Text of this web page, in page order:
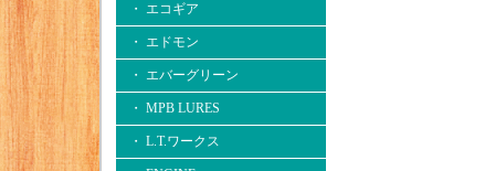
・ エコギア
・ エドモン
・ エバーグリーン
・ MPB LURES
・ L.T.ワークス